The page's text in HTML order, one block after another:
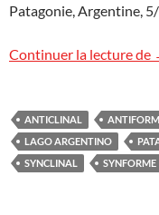
Patagonie, Argentine,
Continuer la lecture de
ANTICLINAL
LAGO ARGENTINO
SYNCLINAL
SYNFORME